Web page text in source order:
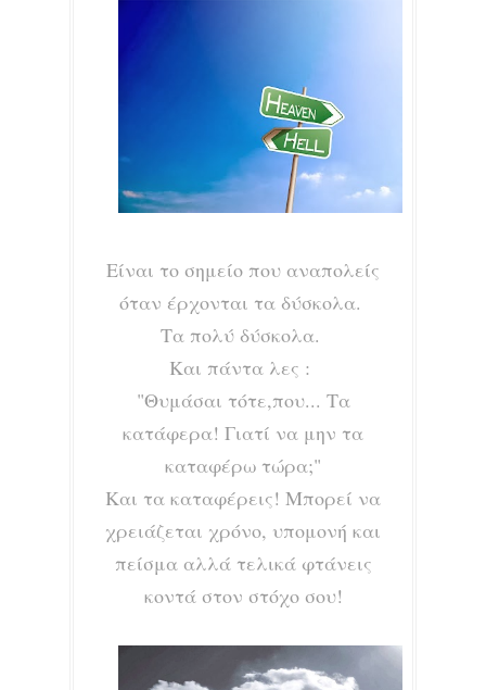
Είναι το σημείο που αναπολείς
όταν έρχονται τα δύσκολα.
Τα πολύ δύσκολα.
Και πάντα λες :
"Θυμάσαι τότε,που... Τα
κατάφερα! Γιατί να μην τα
καταφέρω τώρα;"
Και τα καταφέρεις! Μπορεί να
χρειάζεται χρόνο, υπομονή και
πείσμα αλλά τελικά φτάνεις
κοντά στον στόχο σου!